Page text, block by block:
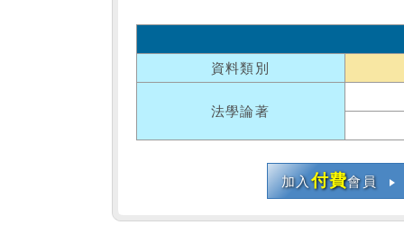
資料類別
法學論著
加入付費會員